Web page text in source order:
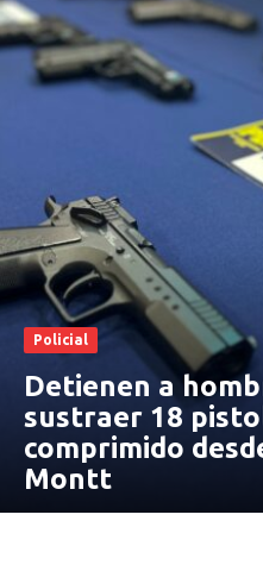
Policial
Detienen a
sustraer 18
comprimido
Montt